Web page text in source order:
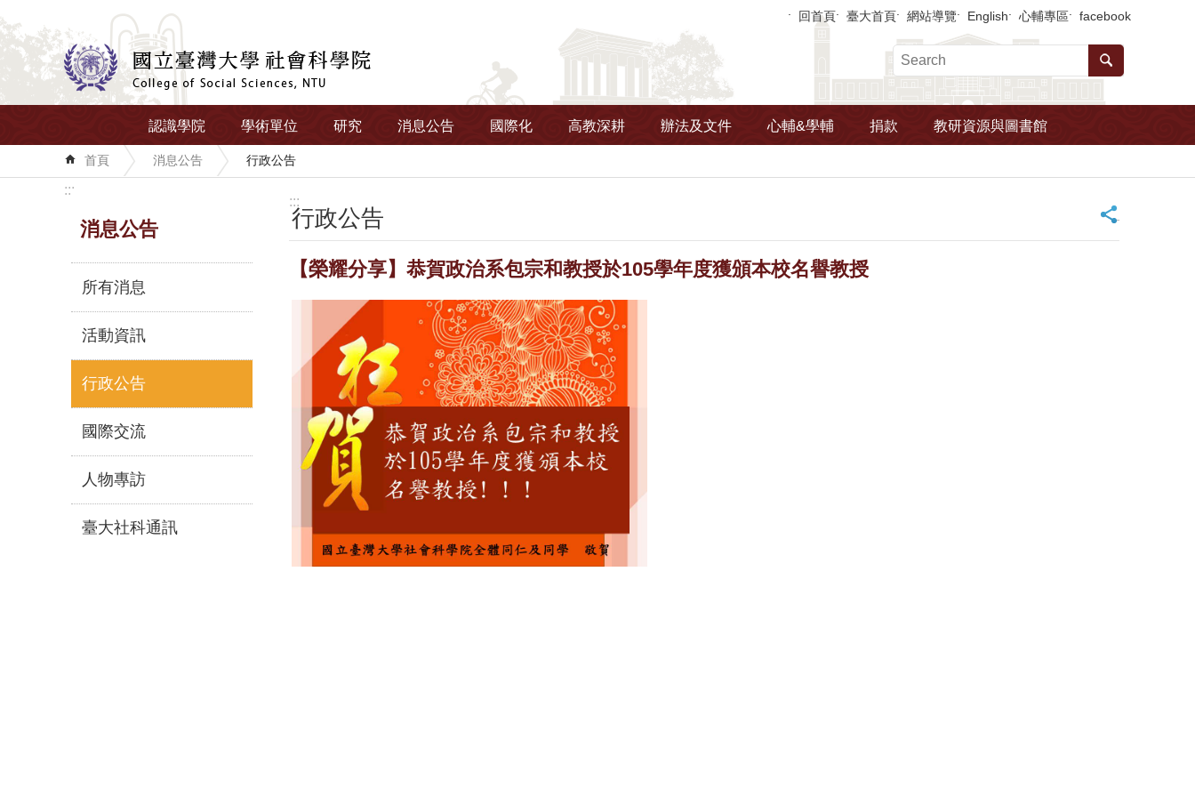
跳到主要內容區塊 回首頁 臺大首頁 網站導覽 English 心輔專區 facebook
認識學院 學術單位 研究 消息公告 國際化 高教深耕 辦法及文件 心輔&學輔 捐款 教研資源與圖書館
首頁 消息公告 行政公告
:::
消息公告
所有消息
活動資訊
行政公告
國際交流
人物專訪
臺大社科通訊
:::
行政公告 _
【榮耀分享】恭賀政治系包宗和教授於105學年度獲頒本校名譽教授